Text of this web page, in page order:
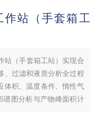
作站（手套箱工
站（手套箱工站）实现合
、过滤和液质分析全过程
体积、温度条件、惰性气
谱图分析与产物峰面积计